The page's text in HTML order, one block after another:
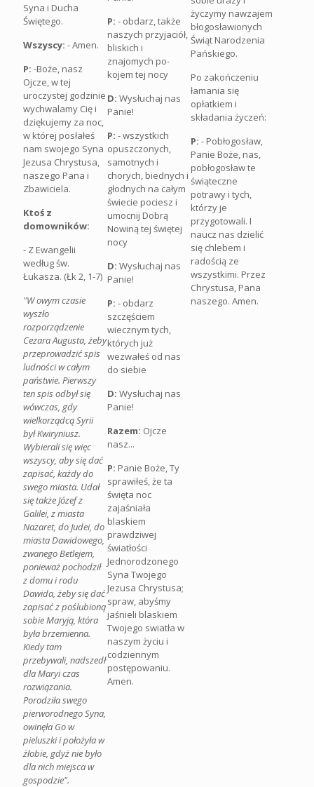
Syna i Ducha
Świętego.
Wszyscy: - Amen.
P: -Boże, nasz
Ojcze, w tej
uroczystej godzinie
wychwalamy Cię i
dziękujemy za noc,
w której posłałeś
nam swojego Syna
Jezusa Chrystusa,
naszego Pana i
Zbawiciela.
Ktoś z
domowników:
- Z Ewangelii
według św.
Łukasza. (Łk 2, 1-7)
"W owym czasie
wyszło
rozporządzenie
Cezara Augusta, żeby
przeprowadzić spis
ludności w całym
państwie. Pierwszy
ten spis odbył się
wówczas, gdy
wielkorządcą Syrii
był Kwiryniusz.
Wybierali się więc
wszyscy, aby się dać
zapisać, każdy do
swego miasta. Udał
się także Józef z
Galilei, z miasta
Nazaret, do Judei, do
miasta Dawidowego,
zwanego Betlejem,
ponieważ pochodził
z domu i rodu
Dawida, żeby się dać
zapisać z poślubioną
sobie Maryją, która
była brzemienna.
Kiedy tam
przebywali, nadszedł
dla Maryi czas
rozwiązania.
Porodziła swego
pierworodnego Syna,
owinęła Go w
pieluszki i położyła w
żłobie, gdyż nie było
dla nich miejsca w
gospodzie".
P: - obdarz, także
naszych przyjaciół,
bliskich i
znajomych po-
kojem tej nocy
D: Wysłuchaj nas
Panie!
P: - wszystkich
opuszczonych,
samotnych i
chorych, biednych i
głodnych na całym
świecie pociesz i
umocnij Dobrą
Nowiną tej świętej
nocy
D: Wysłuchaj nas
Panie!
P: - obdarz
szczęściem
wiecznym tych,
których już
wezwałeś od nas
do siebie
D: Wysłuchaj nas
Panie!
Razem: Ojcze
nasz...
P: Panie Boże, Ty
sprawiłeś, że ta
święta noc
zajaśniała
blaskiem
prawdziwej
światłości
Jednorodzonego
Syna Twojego
Jezusa Chrystusa;
spraw, abyśmy
jaśnieli blaskiem
Twojego swiatła w
naszym życiu i
codziennym
postępowaniu.
Amen.
życzymy nawzajem
błogosławionych
Świąt Narodzenia
Pańskiego.
Po zakończeniu
łamania się
opłatkiem i
składania życzeń:
P: - Pobłogosław,
Panie Boże, nas,
pobłogosław te
świąteczne
potrawy i tych,
którzy je
przygotowali. I
naucz nas dzielić
się chlebem i
radością ze
wszystkimi. Przez
Chrystusa, Pana
naszego. Amen.